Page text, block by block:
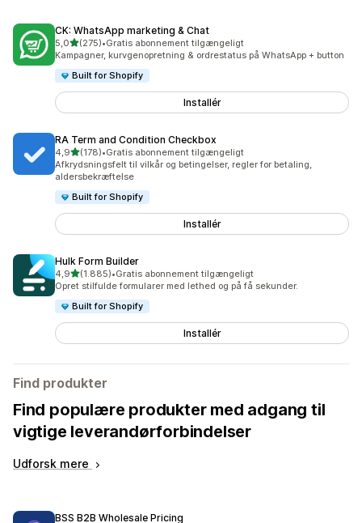
CK: WhatsApp marketing & Chat
5,0ud af 5 stjerner
(275)
275 anmeldelser i alt
•Gratis abonnement tilgængeligt
Kampagner, kurvgenopretning & ordrestatus på WhatsApp + button
Built for Shopify
Installér
RA Term and Condition Checkbox
4,9ud af 5 stjerner
(178)
178 anmeldelser i alt
•Gratis abonnement tilgængeligt
Afkrydsningsfelt til vilkår og betingelser, regler for betaling,
aldersbekræftelse
Built for Shopify
Installér
Hulk Form Builder
4,9ud af 5 stjerner
(1.885)
1885 anmeldelser i alt
•Gratis abonnement tilgængeligt
Opret stilfulde formularer med lethed og på få sekunder.
Built for Shopify
Installér
Find produkter
Find populære produkter med adgang til
vigtige leverandørforbindelser
Udforsk mere
BSS B2B Wholesale Pricing